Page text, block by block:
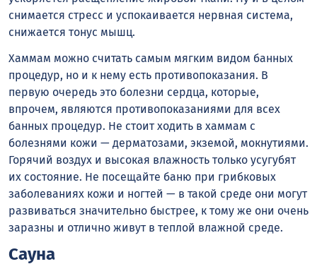
снимается стресс и успокаивается нервная система,
снижается тонус мышц.
Хаммам можно считать самым мягким видом банных
процедур, но и к нему есть противопоказания. В
первую очередь это болезни сердца, которые,
впрочем, являются противопоказаниями для всех
банных процедур. Не стоит ходить в хаммам с
болезнями кожи — дерматозами, экземой, мокнутиями.
Горячий воздух и высокая влажность только усугубят
их состояние. Не посещайте баню при грибковых
заболеваниях кожи и ногтей — в такой среде они могут
развиваться значительно быстрее, к тому же они очень
заразны и отлично живут в теплой влажной среде.
Сауна